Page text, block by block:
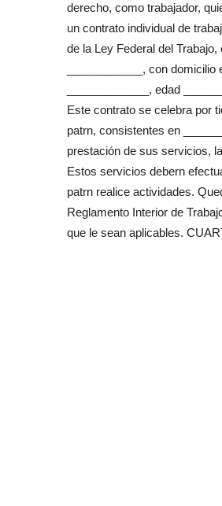
derecho, como trabajador,
un contrato individual de
de la Ley Federal del
____________, con
_____________, edad
Este contrato se celebra por
patrn, consistentes en
prestación de sus servicios,
Estos servicios debern
patrn realice actividades.
Reglamento Interior de
que le sean aplicables.